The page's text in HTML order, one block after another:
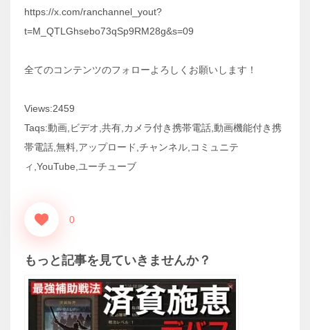
https://x.com/ranchannel_yout?
t=M_QTLGhsebo73qSp9RM28g&s=09
全てのコンテンツのフォローよろしくお願いします！
Views:2459
Taqs:動画,ビデオ,共有,カメラ付き携帯電話,動画機能付き携
帯電話,無料,アップロード,チャンネル,コミュニテ
ィ,YouTube,ユーチューブ
0
もっと記事を見ていきませんか？